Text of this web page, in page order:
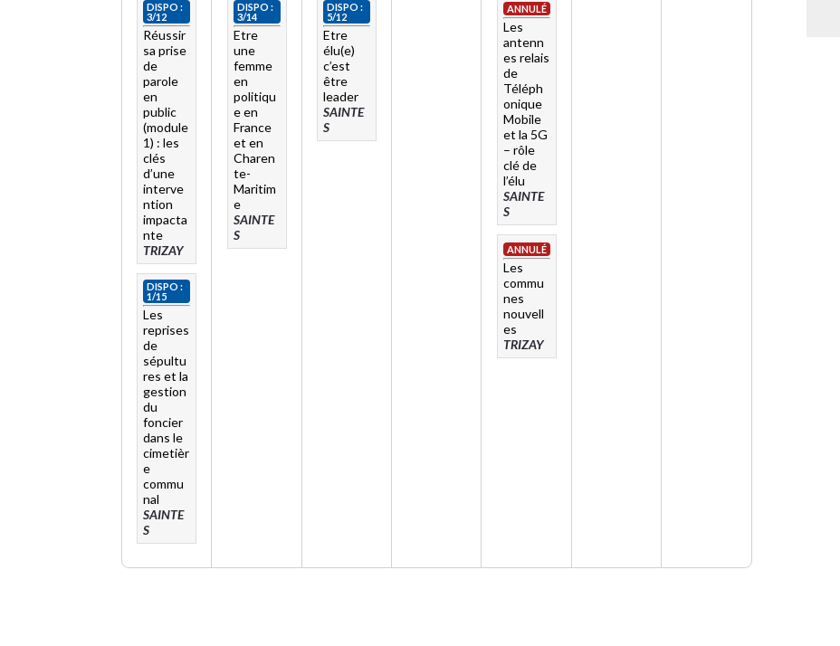
DISPO :
3/12
Réussir
sa prise
de
parole
en
public
(module
1) : les
clés
d’une
interve
ntion
impacta
nte
TRIZAY
DISPO :
1/15
Les
reprises
de
sépultu
res et la
gestion
du
foncier
dans le
cimetièr
e
commu
nal
SAINTE
S
DISPO :
3/14
Etre
une
femme
en
politiqu
e en
France
et en
Charen
te-
Maritim
e
SAINTE
S
DISPO :
5/12
Etre
élu(e)
c’est
être
leader
SAINTE
S
ANNULÉ
Les
antenn
es relais
de
Téléph
onique
Mobile
et la 5G
– rôle
clé de
l’élu
SAINTE
S
ANNULÉ
Les
commu
nes
nouvell
es
TRIZAY